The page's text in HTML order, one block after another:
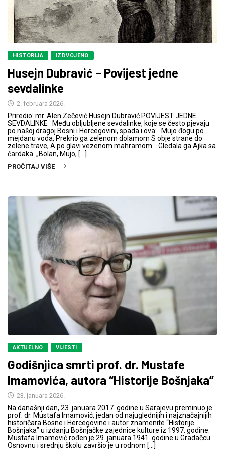
HISTORIJA IZDVOJENO
Husejn Dubravić – Povijest jedne
sevdalinke
2. februara 2026.
Priredio: mr. Alen Zečević Husejn Dubravić POVIJEST JEDNE
SEVDALINKE Među obljubljene sevdalinke, koje se često pjevaju
po našoj dragoj Bosni i Hercegovini, spada i ova: Mujo đogu po
mejdanu voda, Prekrio ga zelenom dolamom S obje strane do
zelene trave, A po glavi vezenom mahramom. Gledala ga Ajka sa
čardaka. „Bolan, Mujo, […]
PROČITAJ VIŠE
AKTUELNO VIJESTI
Godišnjica smrti prof. dr. Mustafe
Imamovića, autora “Historije Bošnjaka”
23. januara 2026.
Na današnji dan, 23. januara 2017. godine u Sarajevu preminuo je
prof. dr. Mustafa Imamović, jedan od najuglednijih i najznačajnijih
historičara Bosne i Hercegovine i autor znamenite “Historije
Bošnjaka” u izdanju Bošnjačke zajednice kulture iz 1997. godine.
Mustafa Imamović rođen je 29. januara 1941. godine u Gradačcu.
Osnovnu i srednju školu završio je u rodnom […]